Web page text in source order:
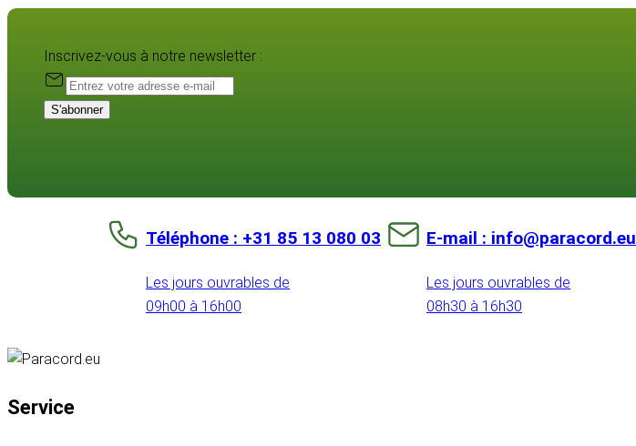
Inscrivez-vous à notre newsletter :
S'abonner
Téléphone : +31 85 13 080 03
Les jours ouvrables de
09h00 à 16h00
E-mail : info@paracord.eu
Les jours ouvrables de
08h30 à 16h30
Service